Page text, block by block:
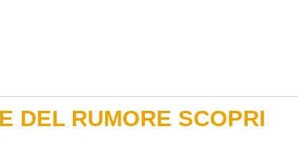
DEL RUMORE SCOPRI